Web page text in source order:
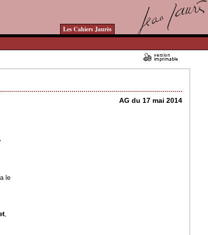
Les Cahiers Jaurès
AG du 17 mai 2014
le
,